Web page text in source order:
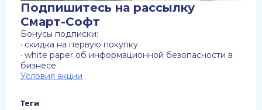
Подпишитесь на рассылку
Смарт-Софт
Бонусы подписки:
· скидка на первую покупку
· white paper об информационной безопасности в
бизнесе
Условия акции
Теги